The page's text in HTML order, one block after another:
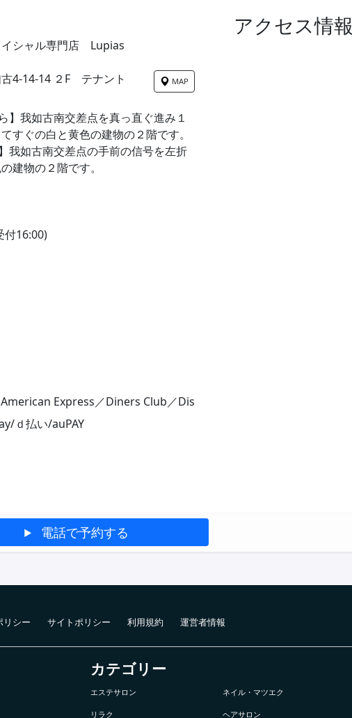
イシャル専門店 Lupias
4-14-14 ２F テナント MAP
】我如古南交差点を真っ直ぐ進み１
すぐの白と黄色の建物の２階です。
我如古南交差点の手前の信号を左折
建物の２階です。
付16:00)
Express／Diners Club／Dis
ｄ払い/auPAY
アクセス情報
電話で予約する
リシー サイトポリシー 利用規約 運営者情報
カテゴリー
エステサロン ネイル・マツエク
リラク ヘアサロン